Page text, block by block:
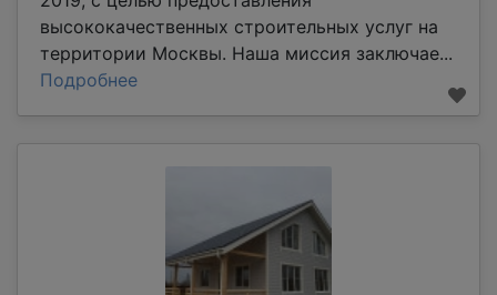
высококачественных строительных услуг на
территории Москвы. Наша миссия заключае...
Подробнее